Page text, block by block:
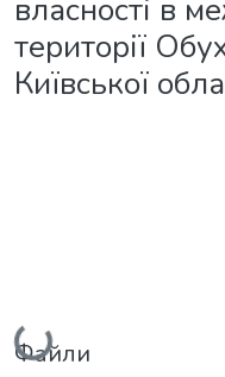
власності в
території
Київської
Вантажиться...
Файли